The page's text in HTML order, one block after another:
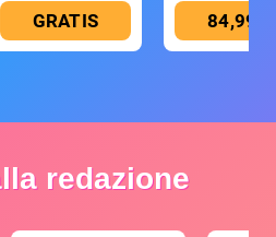
GRATIS 84,99 €
redazione